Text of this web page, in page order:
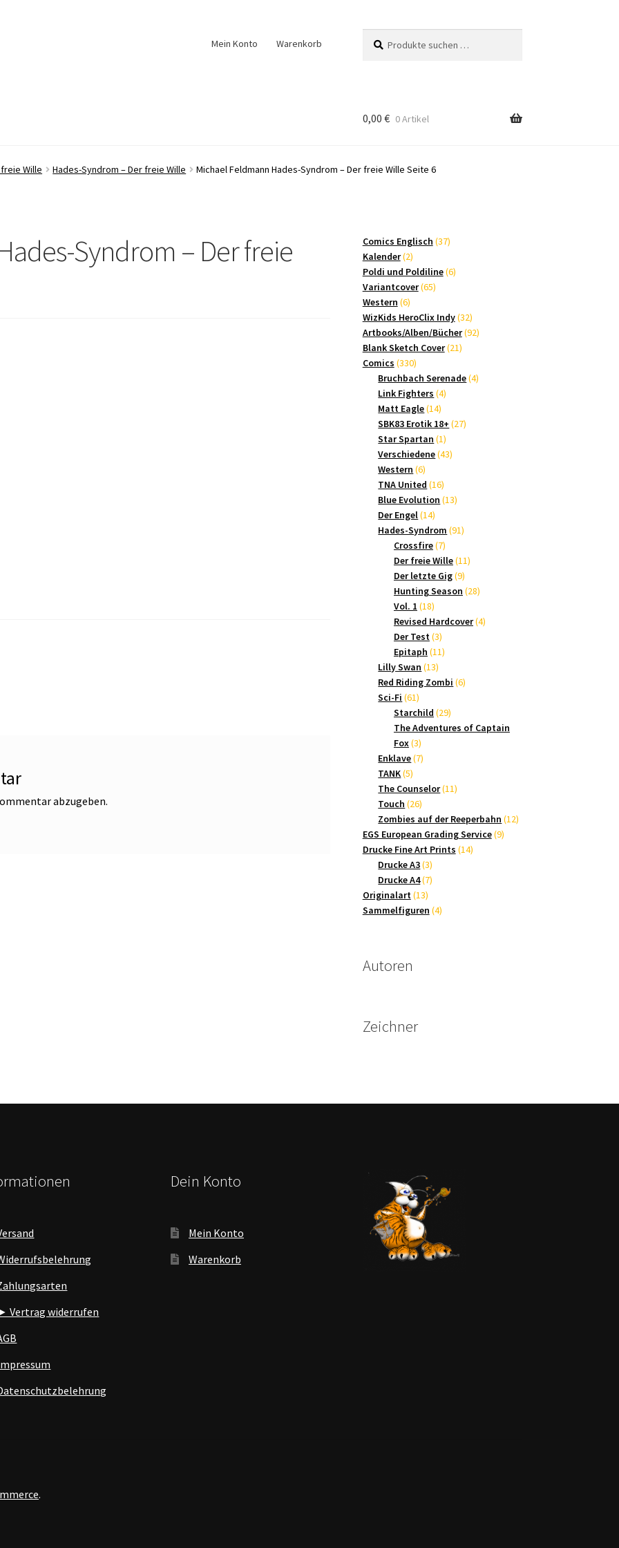
Mein Konto Warenkorb
nach:
0,00 € 0 Artikel
Wille Hades-Syndrom – Der freie Wille Michael Feldmann Hades-Syndrom – Der freie Wille Seite 6
Syndrom – Der freie
abzugeben.
Comics Englisch 3737
Kalender 22
Produkte
Poldi und Poldiline 66
Variantcover 6565
Western 66
Produkte
WizKids HeroClix Indy 3232
Produkte
Artbooks/Alben/Bücher 9292
Blank Sketch Cover 2121
Comics 330330
Produkte
Bruchbach Serenade 44
Link Fighters 44
Matt Eagle 1414
Produkte
SBK83 Erotik 18+ 2727
Star Spartan 11
Produkt
Verschiedene 4343
Western 66
Produkte
TNA United 1616
Produkte
Blue Evolution 1313
Der Engel 1414
Produkte
Hades-Syndrom 9191
Crossfire 77
Produkte
Der freie Wille 1111
Der letzte Gig 99
Produkte
Hunting Season 2828
Vol. 1 1818
Produkte
Revised Hardcover 44
Der Test 33
Produkte
Epitaph 1111
Lilly Swan 1313
Produkte
Red Riding Zombi 66
Sci-Fi 6161
Produkte
Starchild 2929
Produkte
The Adventures of Captain
Fox 33
Produkte
Enklave 77
TANK 55
Produkte
The Counselor 1111
Touch 2626
Produkte
Zombies auf der Reeperbahn 1212
EGS European Grading Service 99
Drucke Fine Art Prints 1414
Drucke A3 33
Produkte
Drucke A4 77
Originalart 1313
Produkte
Sammelfiguren 44
Autoren
Zeichner
Vertrag widerrufen
Dein Konto
Mein Konto
Warenkorb
.